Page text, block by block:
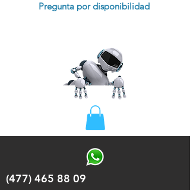
Pregunta por disponibilidad
(477) 465 88 09